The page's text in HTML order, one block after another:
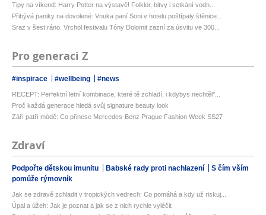
Tipy na víkend: Harry Potter na výstavě! Folklor, bitvy i setkání vodn...
Přibývá paniky na dovolené: Vnuka paní Soni v hotelu poštípaly štěnice...
Sraz v šest ráno. Vrchol festivalu Tóny Dolomit zazní za úsvitu ve 300...
Pro generaci Z
#inspirace #wellbeing #news
RECEPT: Perfektní letní kombinace, které tě zchladí, i kdybys nechtěl*...
Proč každá generace hledá svůj signature beauty look
Září patří módě: Co přinese Mercedes-Benz Prague Fashion Week SS27
Zdraví
Podpořte dětskou imunitu Babské rady proti nachlazení
S čím vším
pomůže rýmovník
Jak se zdravě zchladit v tropických vedrech: Co pomáhá a kdy už riskuj...
Úpal a úžeh: Jak je poznat a jak se z nich rychle vyléčit